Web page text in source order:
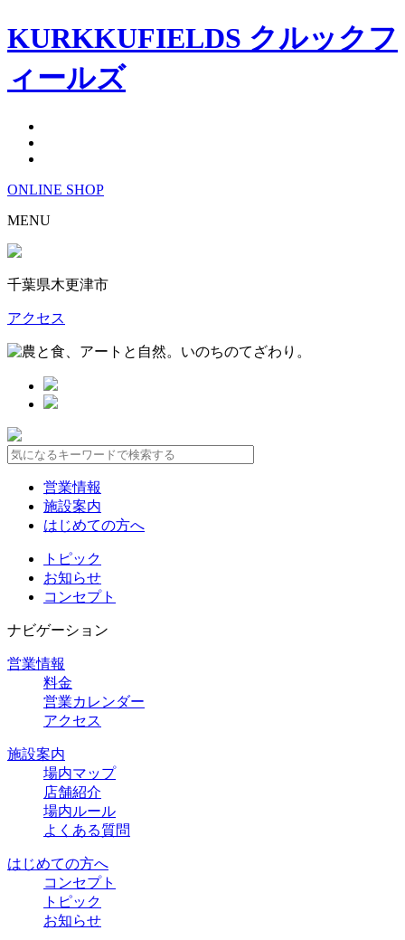
KURKKUFIELDS クルックフ
ィールズ
ONLINE SHOP
MENU
千葉県木更津市
アクセス
営業情報
施設案内
はじめての方へ
トピック
お知らせ
コンセプト
ナビゲーション
営業情報
料金
営業カレンダー
アクセス
施設案内
場内マップ
店舗紹介
場内ルール
よくある質問
はじめての方へ
コンセプト
トピック
お知らせ